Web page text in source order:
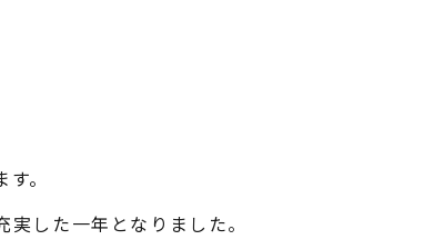
。
した一年となりました。